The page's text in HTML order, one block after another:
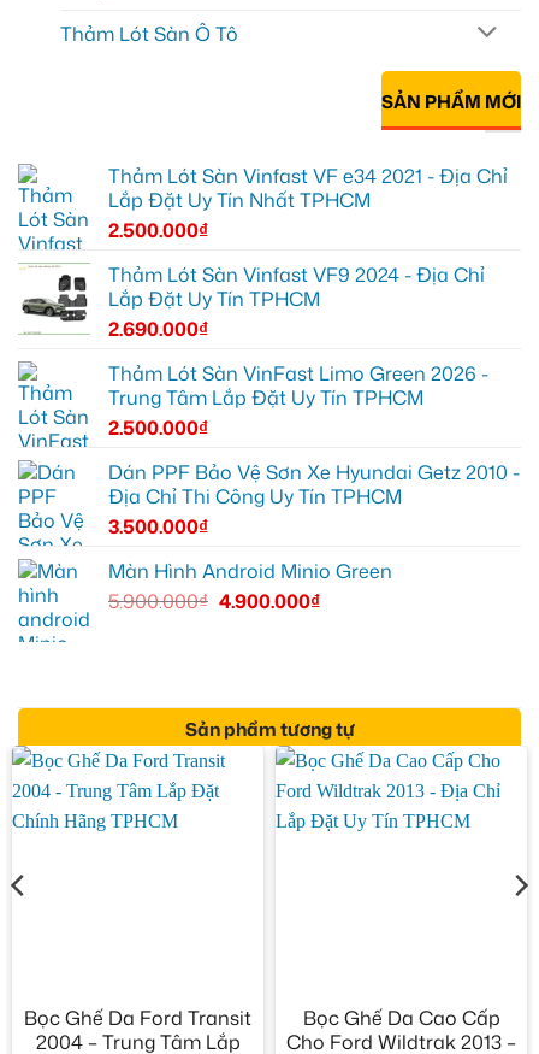
Thảm Lót Sàn Ô Tô
SẢN PHẨM MỚI
Thảm Lót Sàn Vinfast VF e34 2021 - Địa Chỉ
Lắp Đặt Uy Tín Nhất TPHCM
2.500.000₫
Thảm Lót Sàn Vinfast VF9 2024 - Địa Chỉ
Lắp Đặt Uy Tín TPHCM
2.690.000₫
Thảm Lót Sàn VinFast Limo Green 2026 -
Trung Tâm Lắp Đặt Uy Tín TPHCM
2.500.000₫
Dán PPF Bảo Vệ Sơn Xe Hyundai Getz 2010 -
Địa Chỉ Thi Công Uy Tín TPHCM
3.500.000₫
Màn Hình Android Minio Green
5.900.000₫ 4.900.000₫
Sản phẩm tương tự
Bọc Ghế Da Ford Transit
2004 – Trung Tâm Lắp
Bọc Ghế Da Cao Cấp
Cho Ford Wildtrak 2013 –